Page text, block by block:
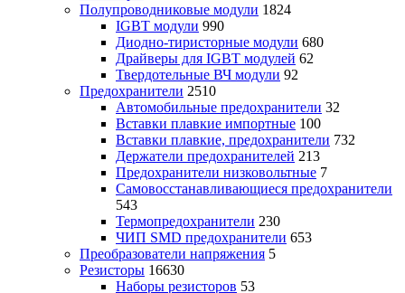
Полупроводниковые модули 1824
IGBT модули 990
Диодно-тиристорные модули 680
Драйверы для IGBT модулей 62
Твердотельные ВЧ модули 92
Предохранители 2510
Автомобильные предохранители 32
Вставки плавкие импортные 100
Вставки плавкие, предохранители 732
Держатели предохранителей 213
Предохранители низковольтные 7
Самовосстанавливающиеся предохранители
543
Термопредохранители 230
ЧИП SMD предохранители 653
Преобразователи напряжения 5
Резисторы 16630
Наборы резисторов 53